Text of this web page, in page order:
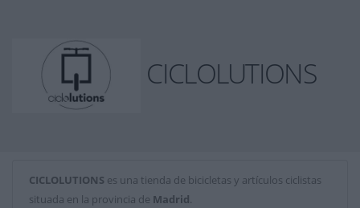
CICLOLUTIONS
CICLOLUTIONS es una tienda de bicicletas y artículos ciclistas
situada en la provincia de Madrid.